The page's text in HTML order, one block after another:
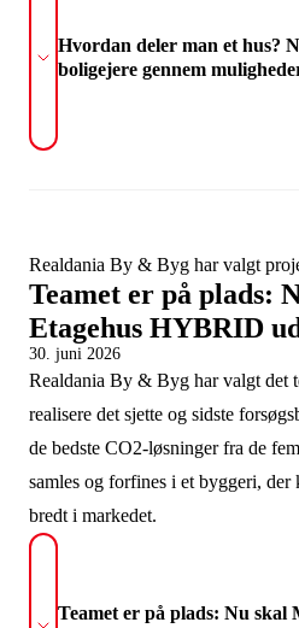
Hvordan deler man et hus?
boligejere gennem
Realdania By & Byg har valgt
Teamet er på plads:
Etagehus HYBRID
30. juni 2026
Realdania By & Byg har valgt det
realisere det sjette og sidste
de bedste CO2-løsninger fra de
samles og forfines i et byggeri, der
bredt i markedet.
Teamet er på plads: Nu skal